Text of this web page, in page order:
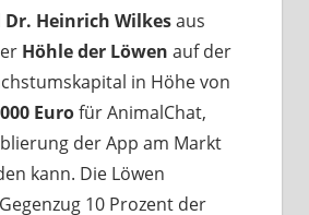
Heinrich Wilkesaus
Höhle der Löwen auf der
in Höhe von
Eurofür AnimalChat,
der App am Markt
kann. Die Löwen
10 Prozent der